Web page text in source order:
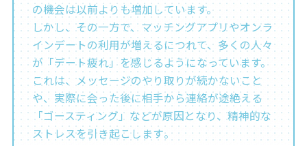
の機会は以前よりも増加しています。
しかし、その一方で、マッチングアプリやオンラ
インデートの利用が増えるにつれて、多くの人々
が「デート疲れ」を感じるようになっています。
これは、メッセージのやり取りが続かないこと
や、実際に会った後に相手から連絡が途絶える
「ゴースティング」などが原因となり、精神的な
ストレスを引き起こします​。